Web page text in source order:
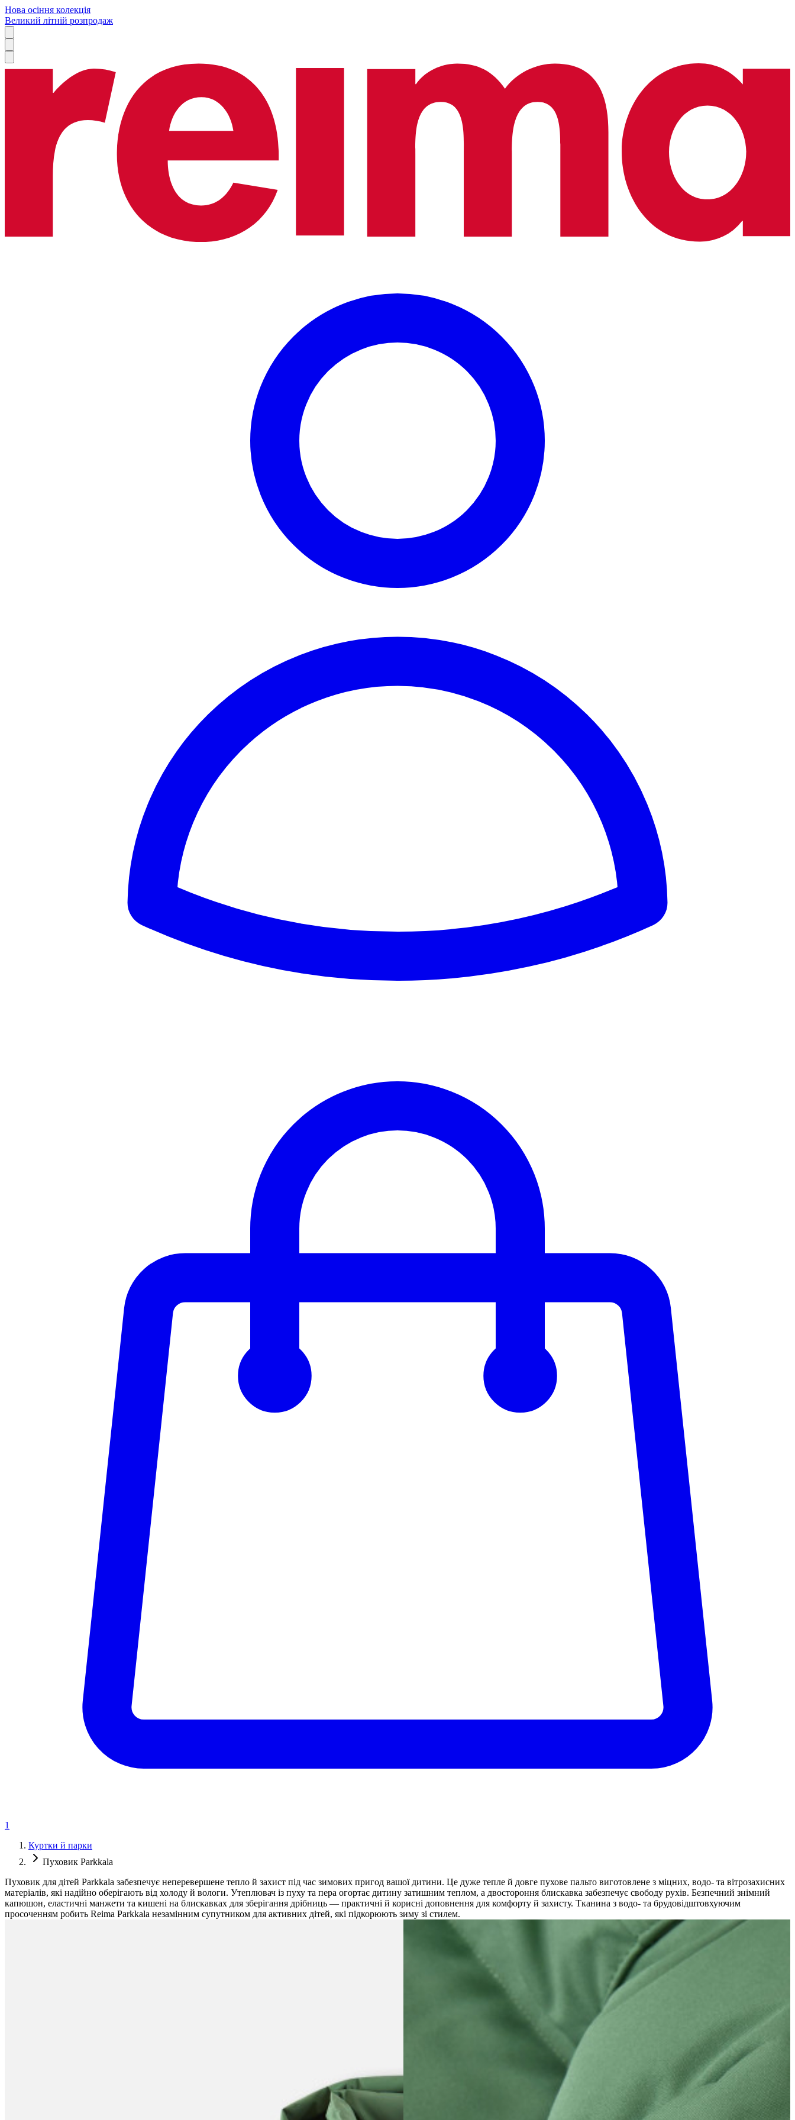
Нова осіння колекція
Великий літній розпродаж
1
Куртки й парки
Пуховик Parkkala
Пуховик для дітей Parkkala забезпечує неперевершене тепло й захист під час зимових пригод вашої дитини. Це дуже тепле й довге пухове пальто виготовлене з міцних, водо- та вітрозахисних
матеріалів, які надійно оберігають від холоду й вологи. Утеплювач із пуху та пера огортає дитину затишним теплом, а двостороння блискавка забезпечує свободу рухів. Безпечний знімний
капюшон, еластичні манжети та кишені на блискавках для зберігання дрібниць — практичні й корисні доповнення для комфорту й захисту. Тканина з водо- та брудовідштовхуючим
просоченням робить Reima Parkkala незамінним супутником для активних дітей, які підкорюють зиму зі стилем.